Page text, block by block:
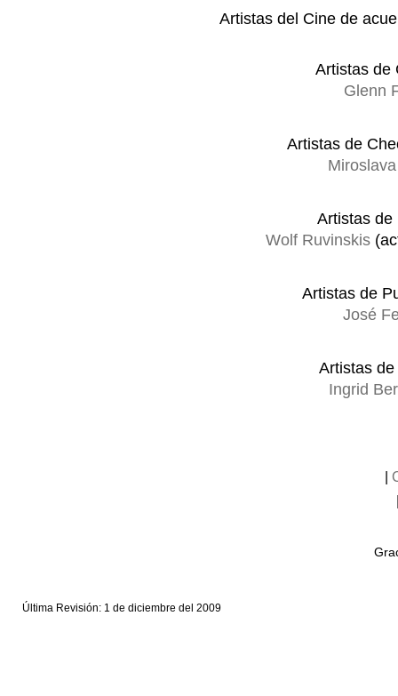
Artistas del Cine de
Artistas de
Glenn
Artistas de
Artistas de
Wolf Ruvinskis
Artistas de
José
Artistas
Ingrid
Última Revisión: 1 de diciembre del 2009